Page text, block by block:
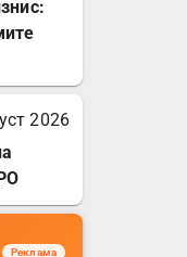
2026
Реклама